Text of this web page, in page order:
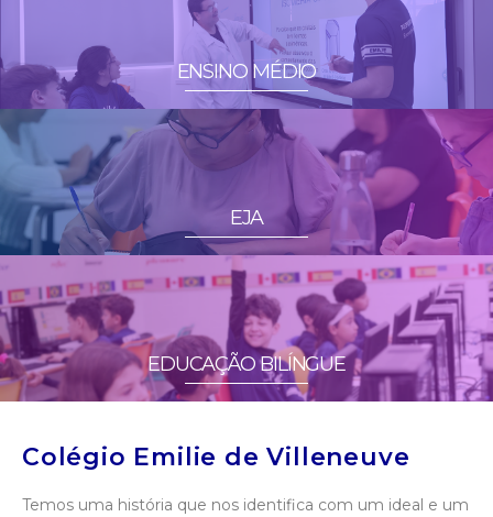
ENSINO MÉDIO
EJA
EDUCAÇÃO BILÍNGUE
Colégio Emilie de Villeneuve
Temos uma história que nos identifica com um ideal e um